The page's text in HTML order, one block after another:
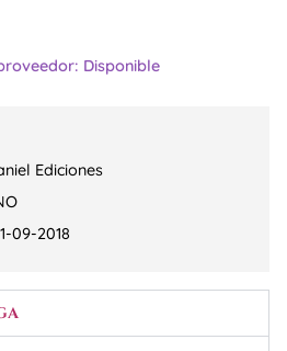
Disponible
Ediciones
09-2018